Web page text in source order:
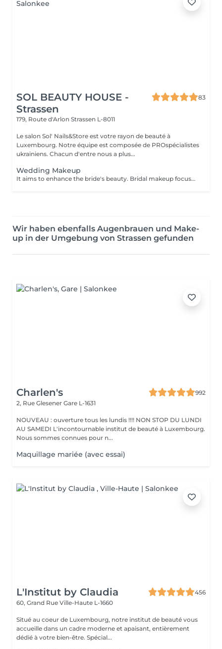
SOL BEAUTY HOUSE -
Strassen
83
179, Route d'Arlon Strassen L-8011
Le salon Sol' Nails&Store est votre rayon de beauté à
Luxembourg. Notre équipe est composée de PROspécialistes
ukrainiens. Chacun d'entre nous a plus...
Wedding Makeup
It aims to enhance the bride's beauty. Bridal makeup focuses on creating a flawless elegant and timeless look for your special day. It includes: - perfect foundation - correction - eyes makeup - eyebrows - perfect lips
Wir haben ebenfalls Augenbrauen und Make-
up in der Umgebung von Strassen gefunden
Charlen's
992
2, Rue Glesener Gare L-1631
NOUVEAU : ouverture tous les lundis !!!! NON STOP DU LUNDI
AU SAMEDI L'incontournable institut de beauté à Luxembourg.
Nous sommes connues pour n...
Maquillage mariée (avec essai)
L'Institut by Claudia
456
60, Grand Rue Ville-Haute L-1660
Situé au coeur de Luxembourg, notre institut de beauté vous
accueille dans un cadre moderne et apaisant, entièrement
dédié à votre bien-être. Spécial...